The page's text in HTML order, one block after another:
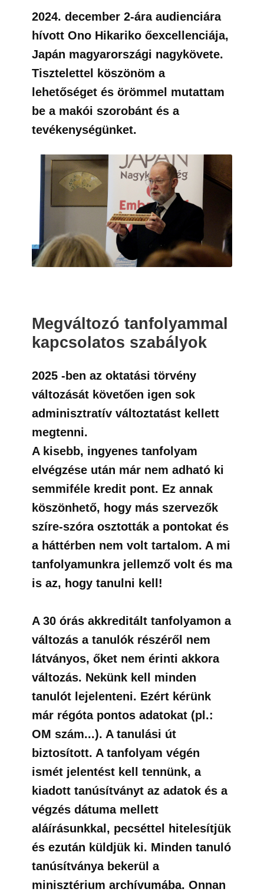
2024. december 2-ára audienciára
hívott Ono Hikariko őexcellenciája,
Japán magyarországi nagykövete.
Tisztelettel köszönöm a
lehetőséget és örömmel mutattam
be a makói szorobánt és a
tevékenységünket.
Megváltozó tanfolyammal
kapcsolatos szabályok
2025 -ben az oktatási törvény
változását követően igen sok
adminisztratív változtatást kellett
megtenni.
A kisebb, ingyenes tanfolyam
elvégzése után már nem adható ki
semmiféle kredit pont. Ez annak
köszönhető, hogy más szervezők
szíre-szóra osztották a pontokat és
a háttérben nem volt tartalom. A mi
tanfolyamunkra jellemző volt és ma
is az, hogy tanulni kell!
A 30 órás akkreditált tanfolyamon a
változás a tanulók részéről nem
látványos, őket nem érinti akkora
változás. Nekünk kell minden
tanulót lejelenteni. Ezért kérünk
már régóta pontos adatokat (pl.:
OM szám...). A tanulási út
biztosított. A tanfolyam végén
ismét jelentést kell tennünk, a
kiadott tanúsítványt az adatok és a
végzés dátuma mellett
aláírásunkkal, pecséttel hitelesítjük
és ezután küldjük ki. Minden tanuló
tanúsítványa bekerül a
minisztérium archívumába. Onnan